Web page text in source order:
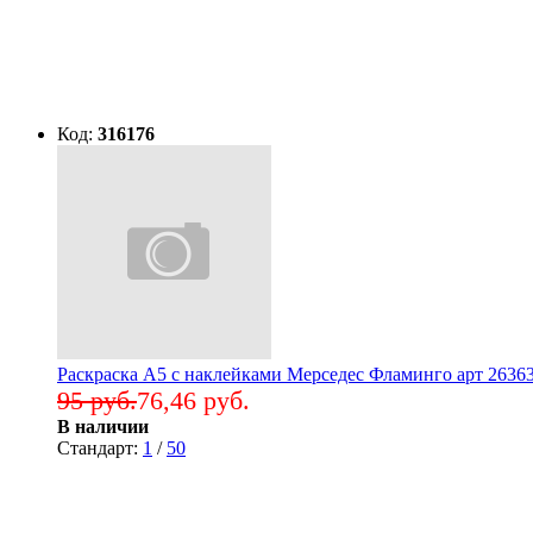
Код: 316176
Раскраска А5 с наклейками Мерседес Фламинго арт
76,46 руб.
95 руб.
В наличии
Стандарт: 1 / 50